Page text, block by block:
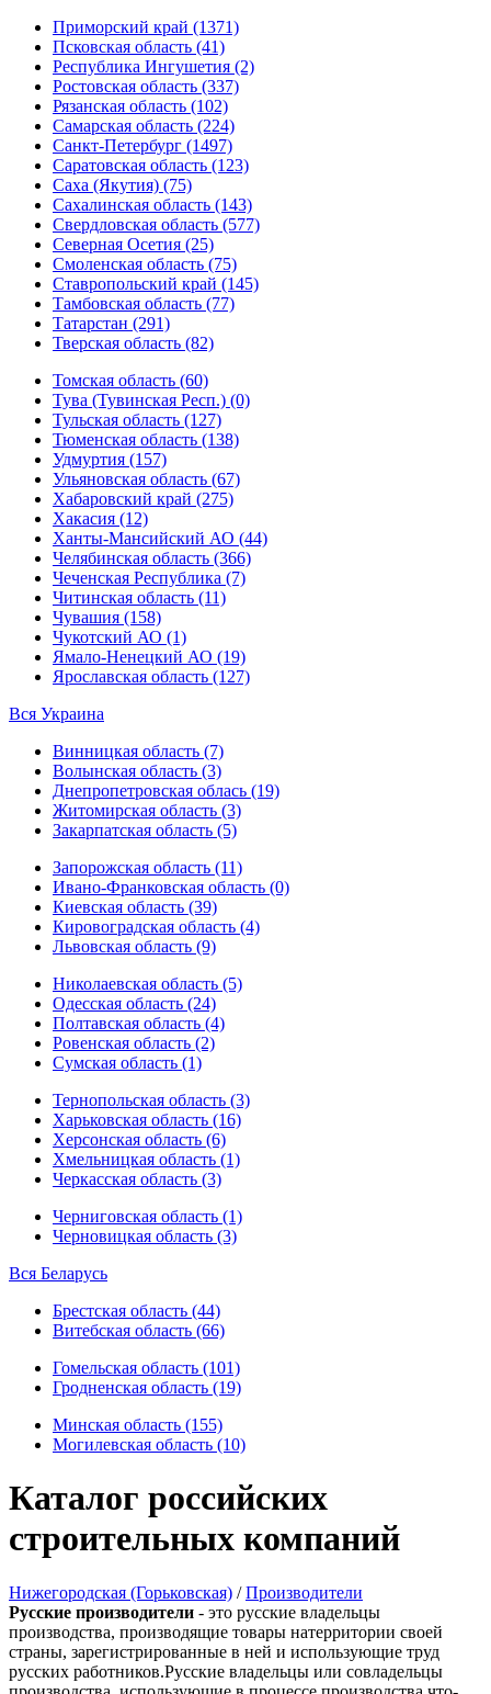
Приморский край (1371)
Псковская область (41)
Республика Ингушетия (2)
Ростовская область (337)
Рязанская область (102)
Самарская область (224)
Санкт-Петербург (1497)
Саратовская область (123)
Саха (Якутия) (75)
Сахалинская область (143)
Свердловская область (577)
Северная Осетия (25)
Смоленская область (75)
Ставропольский край (145)
Тамбовская область (77)
Татарстан (291)
Тверская область (82)
Томская область (60)
Тува (Тувинская Респ.) (0)
Тульская область (127)
Тюменская область (138)
Удмуртия (157)
Ульяновская область (67)
Хабаровский край (275)
Хакасия (12)
Ханты-Мансийский АО (44)
Челябинская область (366)
Чеченская Республика (7)
Читинская область (11)
Чувашия (158)
Чукотский АО (1)
Ямало-Ненецкий АО (19)
Ярославская область (127)
Вся Украина
Винницкая область (7)
Волынская область (3)
Днепропетровская облась (19)
Житомирская область (3)
Закарпатская область (5)
Запорожская область (11)
Ивано-Франковская область (0)
Киевская область (39)
Кировоградская область (4)
Львовская область (9)
Николаевская область (5)
Одесская область (24)
Полтавская область (4)
Ровенская область (2)
Сумская область (1)
Тернопольская область (3)
Харьковская область (16)
Херсонская область (6)
Хмельницкая область (1)
Черкасская область (3)
Черниговская область (1)
Черновицкая область (3)
Вся Беларусь
Брестская область (44)
Витебская область (66)
Гомельская область (101)
Гродненская область (19)
Минская область (155)
Могилевская область (10)
Каталог российских
строительных компаний
Нижегородская (Горьковская) /Производители
Русские производители - это русские владельцы
производства, производящие товары натерритории своей
страны, зарегистрированные в ней и использующие труд
русских работников.Русские владельцы или совладельцы